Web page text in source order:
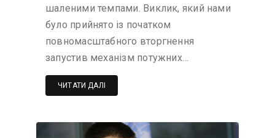
шаленими темпами. Виклик, який нами
було прийнято із початком
повномасштабного вторгнення
запустив механізм потужних…
ЧИТАТИ ДАЛІ